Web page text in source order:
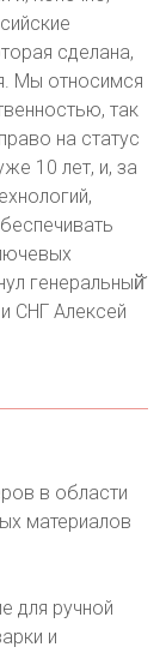
сделана,
Мы относимся
так
на статус
10 лет, и, за
генеральный̆
СНГ Алексей
в области
материалов
для ручной
и